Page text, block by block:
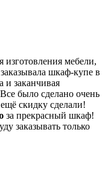
мебели,
шкаф-купе в
и заканчивая
было сделано очень
скидку сделали!
за прекрасный шкаф!
заказывать только